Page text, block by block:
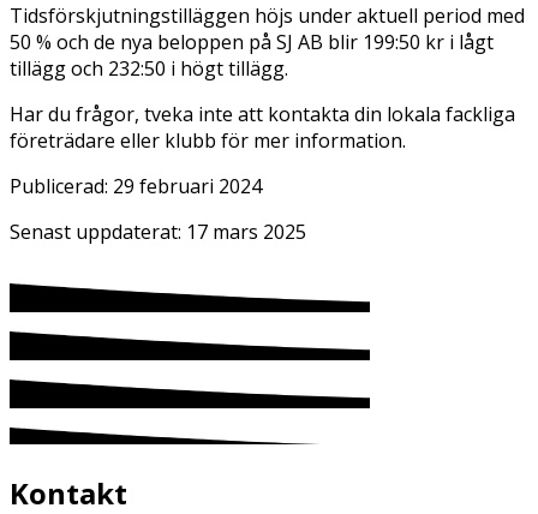
Tidsförskjutningstilläggen höjs under aktuell period med
50 % och de nya beloppen på SJ AB blir 199:50 kr i lågt
tillägg och 232:50 i högt tillägg.
Har du frågor, tveka inte att kontakta din lokala fackliga
företrädare eller klubb för mer information.
Publicerad: 29 februari 2024
Senast uppdaterat: 17 mars 2025
Kontakt